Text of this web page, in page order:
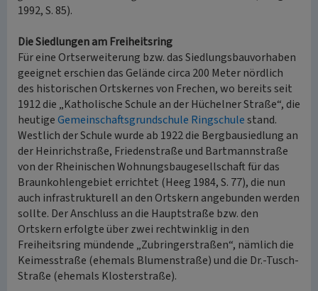
1992, S. 85).
Die Siedlungen am Freiheitsring
Für eine Ortserweiterung bzw. das Siedlungsbauvorhaben
geeignet erschien das Gelände circa 200 Meter nördlich
des historischen Ortskernes von Frechen, wo bereits seit
1912 die „Katholische Schule an der Hüchelner Straße“, die
heutigeGemeinschaftsgrundschule Ringschulestand.
Westlich der Schule wurde ab 1922 die Bergbausiedlung an
der Heinrichstraße, Friedenstraße und Bartmannstraße
von der Rheinischen Wohnungsbaugesellschaft für das
Braunkohlengebiet errichtet (Heeg 1984, S. 77), die nun
auch infrastrukturell an den Ortskern angebunden werden
sollte. Der Anschluss an die Hauptstraße bzw. den
Ortskern erfolgte über zwei rechtwinklig in den
Freiheitsring mündende „Zubringerstraßen“, nämlich die
Keimesstraße (ehemals Blumenstraße) und die Dr.-Tusch-
Straße (ehemals Klosterstraße).